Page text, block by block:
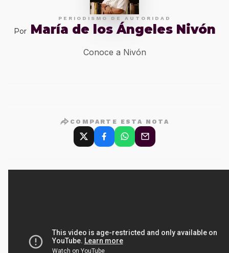
PERIODISMO DE AUTORIDAD
Por María de los Ángeles Nivón
Conoce a Nivón
COMPARTE ESTA NOTA